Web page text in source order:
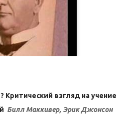
взгляд на учение
Билл Маккивер, Эрик Джонсон